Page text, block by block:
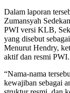
Dalam laporan
Zumansyah
PWI versi KLB,
yang disebut
Menurut Hendry,
aktif dan resmi PWI.
“Nama-nama
kewajiban sebagai